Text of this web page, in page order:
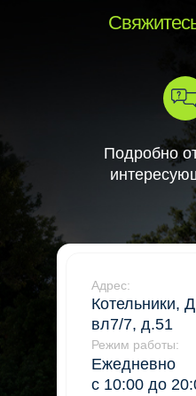
Адрес:
Котельники,
вл7/7, д.51
Режим работы:
Ежедневно
с 10:00 до
Подробно